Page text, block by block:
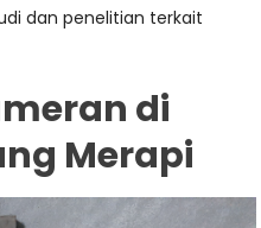
dan penelitian terkait
di
Merapi